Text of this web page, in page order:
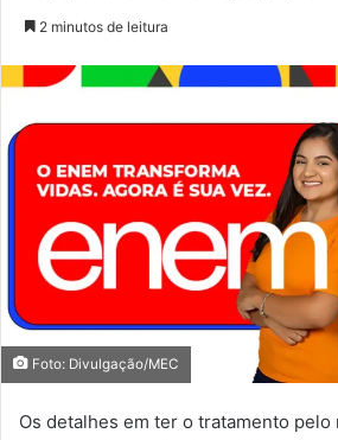
2 minutos de leitura
Foto: Divulgação/MEC
Os detalhes em ter o tratamento pelo